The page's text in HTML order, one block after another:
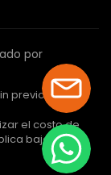
por
previo aviso.
el costo de
bajo ciertas